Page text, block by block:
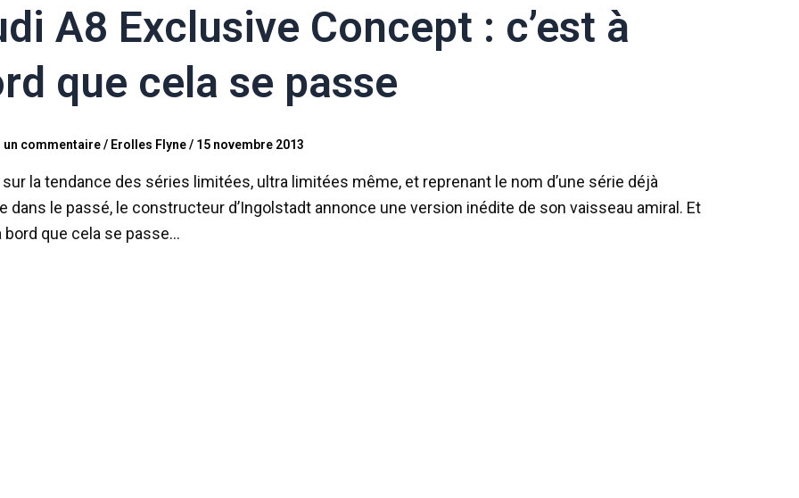
A8 Exclusive Concept : c’est à
que cela se passe
un commentaire/ Erolles Flyne/ 15 novembre 2013
la tendance des séries limitées, ultra limitées même, et reprenant le nom d’une série déjà
dans le passé, le constructeur d’Ingolstadt annonce une version inédite de son vaisseau amiral. Et
bord que cela se passe…